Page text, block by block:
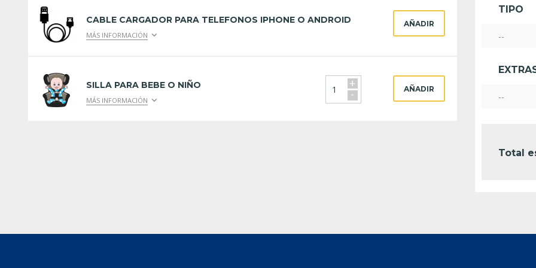
CABLE CARGADOR PARA TELEFONOS IPHONE O ANDROID
MÁS INFORMACIÓN
AÑADIR
SILLA PARA BEBE O NIÑO
MÁS INFORMACIÓN
+
- AÑADIR
TIPO
--
--
Total